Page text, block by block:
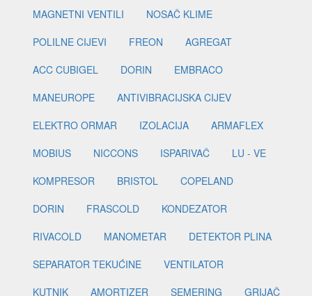
MAGNETNI VENTILI
NOSAČ KLIME
POLILNE CIJEVI
FREON
AGREGAT
ACC CUBIGEL
DORIN
EMBRACO
MANEUROPE
ANTIVIBRACIJSKA CIJEV
ELEKTRO ORMAR
IZOLACIJA
ARMAFLEX
MOBIUS
NICCONS ISPARIVAČ
LU - VE
KOMPRESOR
BRISTOL
COPELAND
DORIN
FRASCOLD
KONDEZATOR
RIVACOLD
MANOMETAR
DETEKTOR PLINA
SEPARATOR TEKUĆINE
VENTILATOR
KUTNIK
AMORTIZER SEMERING
GRIJAČ